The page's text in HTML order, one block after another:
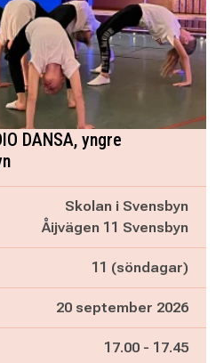
DANSA, yngre
Skolan i Svensbyn
Åijvägen 11 Svensbyn
11 (söndagar)
20 september 2026
Pågår mellan
17.00 - och
17.45